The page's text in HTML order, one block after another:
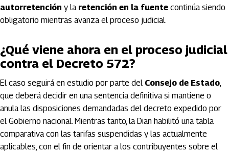
autorretención y la retención en la fuente continúa siendo
obligatorio mientras avanza el proceso judicial.
¿Qué viene ahora en el proceso judicial
contra el Decreto 572?
El caso seguirá en estudio por parte del Consejo de Estado,
que deberá decidir en una sentencia definitiva si mantiene o
anula las disposiciones demandadas del decreto expedido por
el Gobierno nacional. Mientras tanto, la Dian habilitó una tabla
comparativa con las tarifas suspendidas y las actualmente
aplicables, con el fin de orientar a los contribuyentes sobre el